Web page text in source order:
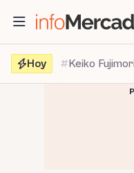
contenido
Hoy
Keiko Fujimori